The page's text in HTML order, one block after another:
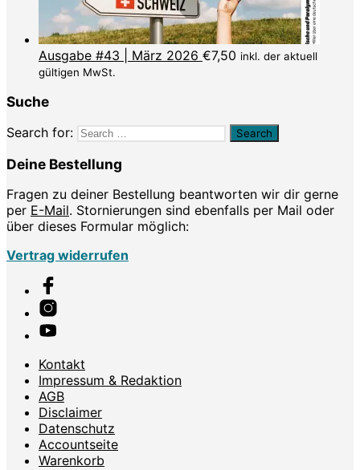
Ausgabe #43 | März 2026 €7,50 inkl. der aktuell
gültigen MwSt.
Suche
Search for:
Deine Bestellung
Fragen zu deiner Bestellung beantworten wir dir gerne
per E-Mail. Stornierungen sind ebenfalls per Mail oder
über dieses Formular möglich:
Vertrag widerrufen
Kontakt
Impressum & Redaktion
AGB
Disclaimer
Datenschutz
Accountseite
Warenkorb